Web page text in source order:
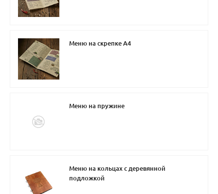
Меню на скрепке А4
Меню на пружине
Меню на кольцах с деревянной
подложкой